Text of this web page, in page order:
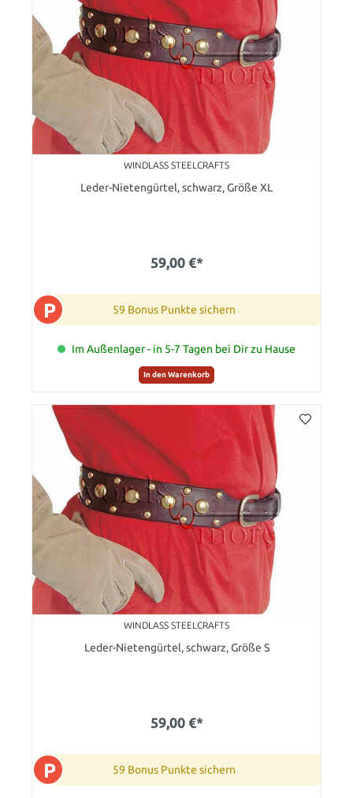
WINDLASS STEELCRAFTS
Leder-Nietengürtel, schwarz, Größe XL
59,00 €*
P 59 Bonus Punkte sichern
Im Außenlager - in 5-7 Tagen bei Dir zu Hause
In den Warenkorb
WINDLASS STEELCRAFTS
Leder-Nietengürtel, schwarz, Größe S
59,00 €*
P 59 Bonus Punkte sichern